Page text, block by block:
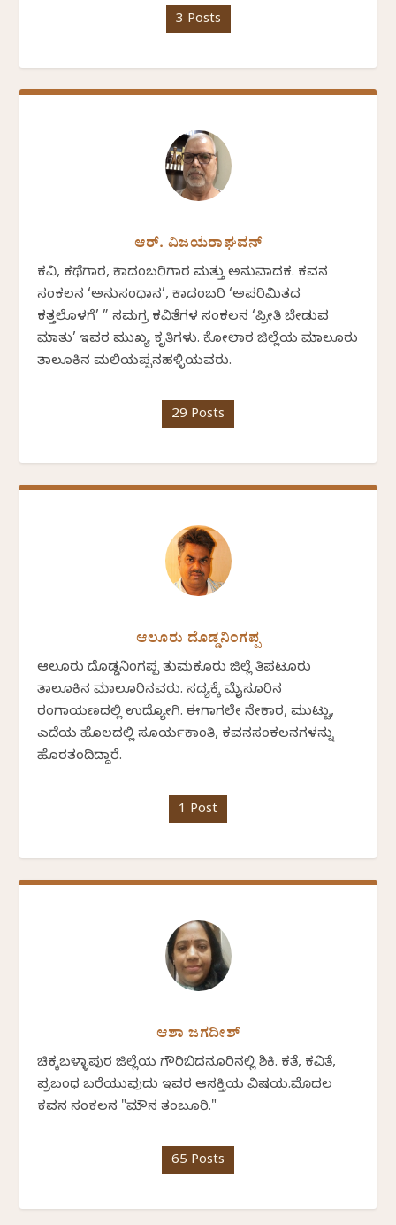
3 Posts
ಆರ್. ವಿಜಯರಾಘವನ್
ಕವಿ, ಕಥೆಗಾರ, ಕಾದಂಬರಿಗಾರ ಮತ್ತು ಅನುವಾದಕ. ಕವನ
ಸಂಕಲನ ‘ಅನುಸಂಧಾನ’, ಕಾದಂಬರಿ ‘ಅಪರಿಮಿತದ
ಕತ್ತಲೊಳಗೆ’ ” ಸಮಗ್ರ ಕವಿತೆಗಳ ಸಂಕಲನ ‘ಪ್ರೀತಿ ಬೇಡುವ
ಮಾತು’ ಇವರ ಮುಖ್ಯ ಕೃತಿಗಳು. ಕೋಲಾರ ಜಿಲ್ಲೆಯ ಮಾಲೂರು
ತಾಲೂಕಿನ ಮಲಿಯಪ್ಪನಹಳ್ಳಿಯವರು.
29 Posts
ಆಲೂರು ದೊಡ್ಡನಿಂಗಪ್ಪ
ಆಲೂರು ದೊಡ್ಡನಿಂಗಪ್ಪ ತುಮಕೂರು ಜಿಲ್ಲೆ ತಿಪಟೂರು
ತಾಲೂಕಿನ ಮಾಲೂರಿನವರು. ಸದ್ಯಕ್ಕೆ ಮೈಸೂರಿನ
ರಂಗಾಯಣದಲ್ಲಿ ಉದ್ಯೋಗಿ. ಈಗಾಗಲೇ ನೇಕಾರ, ಮುಟ್ಟು,
ಎದೆಯ ಹೊಲದಲ್ಲಿ ಸೂರ್ಯಕಾಂತಿ, ಕವನಸಂಕಲನಗಳನ್ನು
ಹೊರತಂದಿದ್ದಾರೆ.
1 Post
ಆಶಾ ಜಗದೀಶ್
ಚಿಕ್ಕಬಳ್ಳಾಪುರ ಜಿಲ್ಲೆಯ ಗೌರಿಬಿದನೂರಿನಲ್ಲಿ ಶಿಕ್ಷಕಿ. ಕತೆ, ಕವಿತೆ,
ಪ್ರಬಂಧ ಬರೆಯುವುದು ಇವರ ಆಸಕ್ತಿಯ ವಿಷಯ.ಮೊದಲ
ಕವನ ಸಂಕಲನ "ಮೌನ ತಂಬೂರಿ."
65 Posts